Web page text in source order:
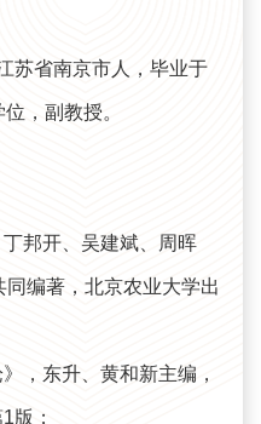
苏省南京市人，毕业于
，副教授。
邦开、吴建斌、周晖
编著，北京农业大学出
，东升、黄和新主编，
版；